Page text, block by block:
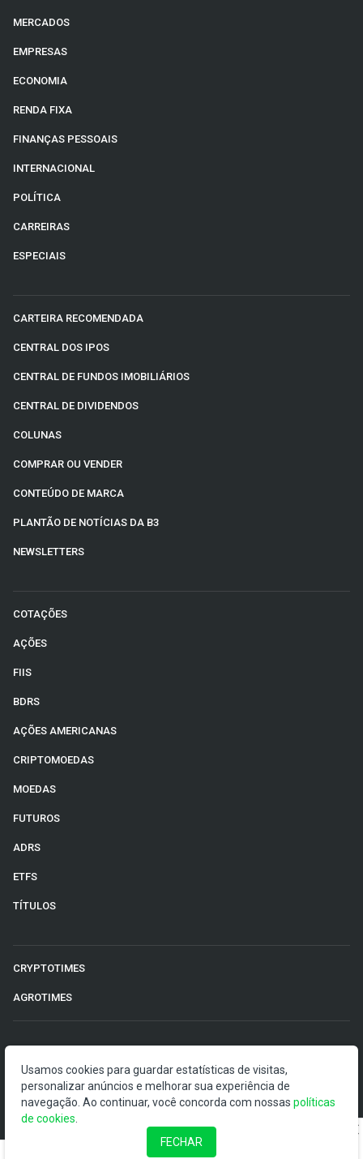
MERCADOS
EMPRESAS
ECONOMIA
RENDA FIXA
FINANÇAS PESSOAIS
INTERNACIONAL
POLÍTICA
CARREIRAS
ESPECIAIS
CARTEIRA RECOMENDADA
CENTRAL DOS IPOS
CENTRAL DE FUNDOS IMOBILIÁRIOS
CENTRAL DE DIVIDENDOS
COLUNAS
COMPRAR OU VENDER
CONTEÚDO DE MARCA
PLANTÃO DE NOTÍCIAS DA B3
NEWSLETTERS
COTAÇÕES
AÇÕES
FIIS
BDRS
AÇÕES AMERICANAS
CRIPTOMOEDAS
MOEDAS
FUTUROS
ADRS
ETFS
TÍTULOS
CRYPTOTIMES
AGROTIMES
O Money Times publica matérias de cunho jornalístico, que
visam a democratização da informação. Nossas
publicações devem ser compreendidas como boletins
anunciadores e divulgadores, e não como uma
Usamos cookies para guardar estatísticas de visitas,
personalizar anúncios e melhorar sua experiência de
navegação. Ao continuar, você concorda com nossas políticas
de cookies
FECHAR